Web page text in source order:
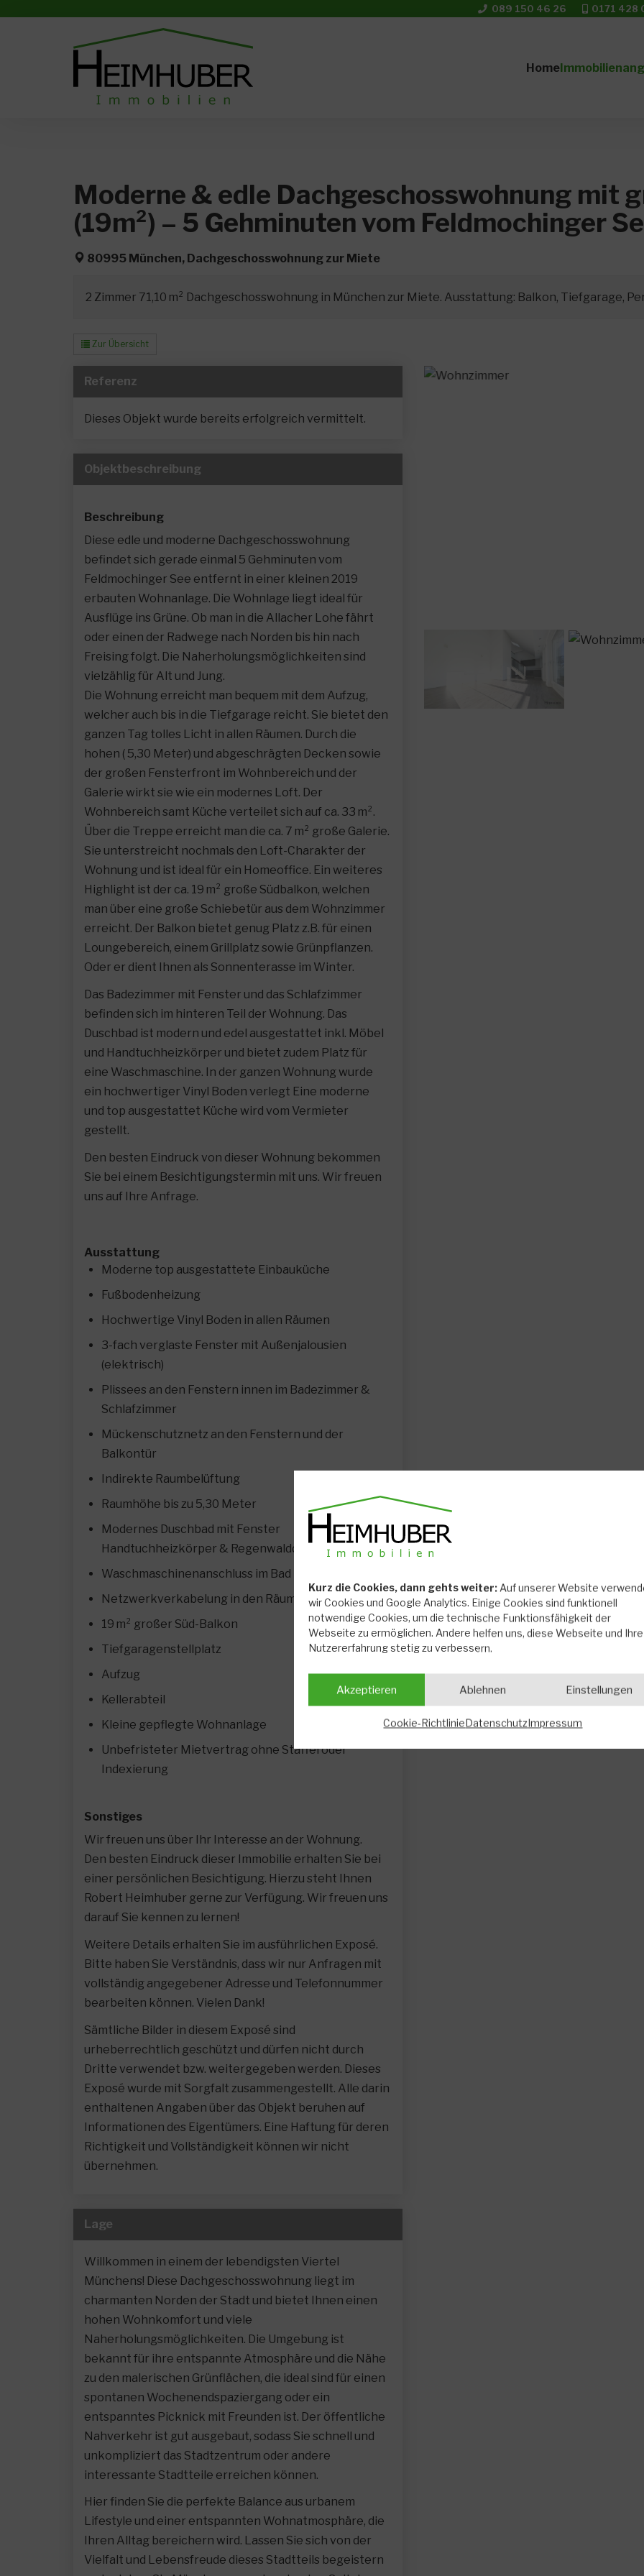
Kurz die Cookies, dann gehts weiter:Auf unserer Website
wir Cookies und Google Analytics. Einige Cookies sind funktionell
notwendige Cookies, um die technische Funktionsfähigkeit der
Webseite zu ermöglichen. Andere helfen uns, diese Webseite und Ihre
Nutzererfahrung stetig zu verbessern.
Akzeptieren Ablehnen Einstellungen
Cookie-RichtlinieDatenschutzImpressum
089 150 46 26 0171 428
Home
Moderne & edle Dachgeschosswohnung mit
(19m²) – 5 Gehminuten vom Feldmochinger
80995 München, Dachgeschosswohnung zur Miete
2 Zimmer 71,10 m² Dachgeschosswohnung in München zur Miete. Ausstattung: Balkon, Tiefgarage,
Zur Übersicht
Referenz
Dieses Objekt wurde bereits erfolgreich vermittelt.
Objekt­beschreibung
Beschreibung
Diese edle und moderne Dachgeschosswohnung
befindet sich gerade einmal 5 Gehminuten vom
Feldmochinger See entfernt in einer kleinen 2019
erbauten Wohnanlage. Die Wohnlage liegt ideal für
Ausflüge ins Grüne. Ob man in die Allacher Lohe fährt
oder einen der Radwege nach Norden bis hin nach
Freising folgt. Die Naherholungsmöglichkeiten sind
vielzählig für Alt und Jung.
Die Wohnung erreicht man bequem mit dem Aufzug,
welcher auch bis in die Tiefgarage reicht. Sie bietet den
ganzen Tag tolles Licht in allen Räumen. Durch die
hohen ( 5,30 Meter) und abgeschrägten Decken sowie
der großen Fensterfront im Wohnbereich und der
Galerie wirkt sie wie ein modernes Loft. Der
Wohnbereich samt Küche verteilet sich auf ca. 33 m².
Über die Treppe erreicht man die ca. 7 m² große Galerie.
Sie unterstreicht nochmals den Loft-Charakter der
Wohnung und ist ideal für ein Homeoffice. Ein weiteres
Highlight ist der ca. 19 m² große Südbalkon, welchen
man über eine große Schiebetür aus dem Wohnzimmer
erreicht. Der Balkon bietet genug Platz z.B. für einen
Loungebereich, einem Grillplatz sowie Grünpflanzen.
Oder er dient Ihnen als Sonnenterasse im Winter.
Das Badezimmer mit Fenster und das Schlafzimmer
befinden sich im hinteren Teil der Wohnung. Das
Duschbad ist modern und edel ausgestattet inkl. Möbel
und Handtuchheizkörper und bietet zudem Platz für
eine Waschmaschine. In der ganzen Wohnung wurde
ein hochwertiger Vinyl Boden verlegt Eine moderne
und top ausgestattet Küche wird vom Vermieter
gestellt.
Den besten Eindruck von dieser Wohnung bekommen
Sie bei einem Besichtigungstermin mit uns. Wir freuen
uns auf Ihre Anfrage.
Ausstattung
Moderne top ausgestattete Einbauküche
Fußbodenheizung
Hochwertige Vinyl Boden in allen Räumen
3-fach verglaste Fenster mit Außenjalousien
(elektrisch)
Plissees an den Fenstern innen im Badezimmer &
Schlafzimmer
Mückenschutznetz an den Fenstern und der
Balkontür
Indirekte Raumbelüftung
Raumhöhe bis zu 5,30 Meter
Modernes Duschbad mit Fenster
Handtuchheizkörper & Regenwalddusche
Waschmaschinenanschluss im Bad
Netzwerkverkabelung in den Räumen
19 m² großer Süd-Balkon
Tiefgaragenstellplatz
Aufzug
Kellerabteil
Kleine gepflegte Wohnanlage
Unbefristeter Mietvertrag ohne Staffel oder
Indexierung
Sonstiges
Wir freuen uns über Ihr Interesse an der Wohnung.
Den besten Eindruck dieser Immobilie erhalten Sie bei
einer persönlichen Besichtigung. Hierzu steht Ihnen
Robert Heimhuber gerne zur Verfügung. Wir freuen uns
darauf Sie kennen zu lernen!
Weitere Details erhalten Sie im ausführlichen Exposé.
Bitte haben Sie Verständnis, dass wir nur Anfragen mit
vollständig angegebener Adresse und Telefonnummer
bearbeiten können. Vielen Dank!
Sämtliche Bilder in diesem Exposé sind
urheberrechtlich geschützt und dürfen nicht durch
Dritte verwendet bzw. weitergegeben werden. Dieses
Exposé wurde mit Sorgfalt zusammengestellt. Alle darin
enthaltenen Angaben über das Objekt beruhen auf
Informationen des Eigentümers. Eine Haftung für deren
Richtigkeit und Vollständigkeit können wir nicht
übernehmen.
Lage
Willkommen in einem der lebendigsten Viertel
Münchens! Diese Dachgeschosswohnung liegt im
charmanten Norden der Stadt und bietet Ihnen einen
hohen Wohnkomfort und viele
Naherholungsmöglichkeiten. Die Umgebung ist
bekannt für ihre entspannte Atmosphäre und die Nähe
zu den malerischen Grünflächen, die ideal sind für einen
spontanen Wochenendspaziergang oder ein
entspanntes Picknick mit Freunden ist. Der öffentliche
Nahverkehr ist gut ausgebaut, sodass Sie schnell und
unkompliziert das Stadtzentrum oder andere
interessante Stadtteile erreichen können.
Hier finden Sie die perfekte Balance aus urbanem
Lifestyle und einer entspannten Wohnatmosphäre, die
Ihren Alltag bereichern wird. Lassen Sie sich von der
Vielfalt und Lebensfreude dieses Stadtteils begeistern